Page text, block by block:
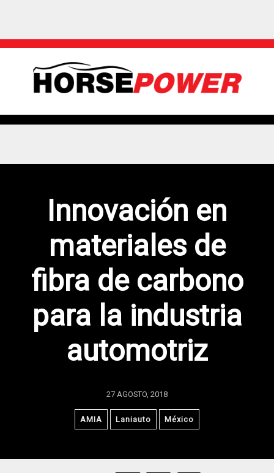
Innovación en
materiales de
fibra de carbono
para la industria
automotriz
27 AGOSTO, 2018
AMIA Laniauto México